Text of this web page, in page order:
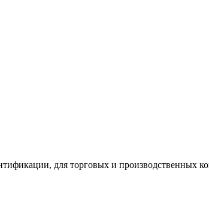
для торговых и производственных